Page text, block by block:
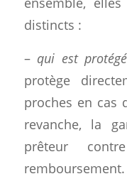
distincts :
– qui est
protège
proches en cas
revanche, la
prêteur
remboursement.